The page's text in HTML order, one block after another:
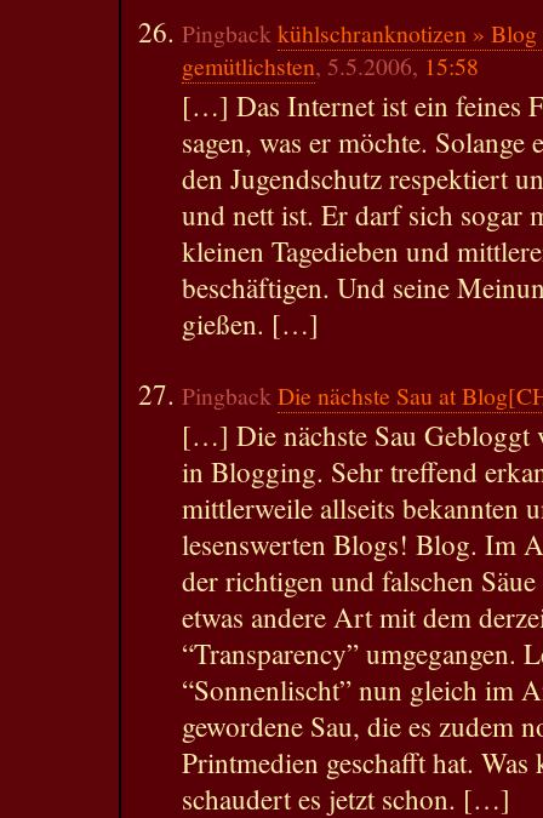
Pingbackkühlschranknotizen »
gemütlichsten, 5.5.2006, 15:58
[…] Das Internet ist ein feines
sagen, was er möchte.
den Jugendschutz respektiert
und nett ist. Er darf sich sogar
kleinen Tagedieben und
beschäftigen. Und seine
gießen. […]
PingbackDie nächste Sau at
[…] Die nächste Sau Gebloggt
in Blogging. Sehr treffend
mittlerweile allseits bekannten
lesenswerten Blogs! Blog. Im
der richtigen und falschen
etwas andere Art mit dem
“Transparency” umgegangen.
“Sonnenlischt” nun gleich im
gewordene Sau, die es zudem
Printmedien geschafft hat.
schaudert es jetzt schon. […]